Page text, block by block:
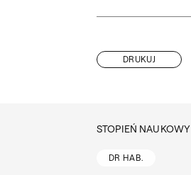
DRUKUJ
STOPIEŃ NAUKOWY
DR HAB.